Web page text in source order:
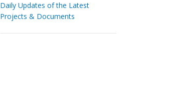
Daily Updates of the Latest
Projects & Documents